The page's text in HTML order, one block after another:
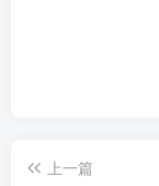
上一篇